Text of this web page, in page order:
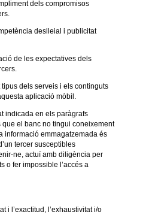
dels compromisos
deslleial i publicitat
de les expectatives dels
dels serveis i els continguts
aplicació mòbil.
indicada en els paràgrafs
que el banc no tingui coneixement
informació emmagatzemada és
tercer susceptibles
ne, actuï amb diligència per
o fer impossible l’accés a
i l’exactitud, l’exhaustivitat i/o